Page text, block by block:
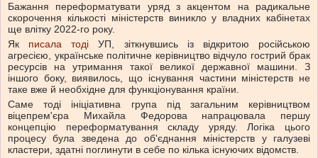
Бажання переформатувати уряд з акцентом на радикальне
скорочення кількості міністерств виникло у владних кабінетах
ще влітку 2022-го року.
Як писала тоді УП, зіткнувшись із відкритою російською
агресією, українське політичне керівництво відчуло гострий брак
ресурсів на утримання такої великої державної машини. З
іншого боку, виявилось, що існування частини міністерств не
таке вже й необхідне для функціонування країни.
Саме тоді ініціативна група під загальним керівництвом
віцепрем'єра Михайла Федорова напрацювала першу
концепцію переформатування складу уряду. Логіка цього
процесу була зведена до об'єднання міністерств у галузеві
кластери, здатні поглинути в себе по кілька існуючих відомств.